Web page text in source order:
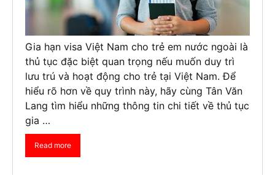
Gia hạn visa Việt Nam cho trẻ em nước ngoài là
thủ tục đặc biệt quan trọng nếu muốn duy trì
lưu trú và hoạt động cho trẻ tại Việt Nam. Để
hiểu rõ hơn về quy trình này, hãy cùng Tân Văn
Lang tìm hiểu những thông tin chi tiết về thủ tục
gia …
Read more